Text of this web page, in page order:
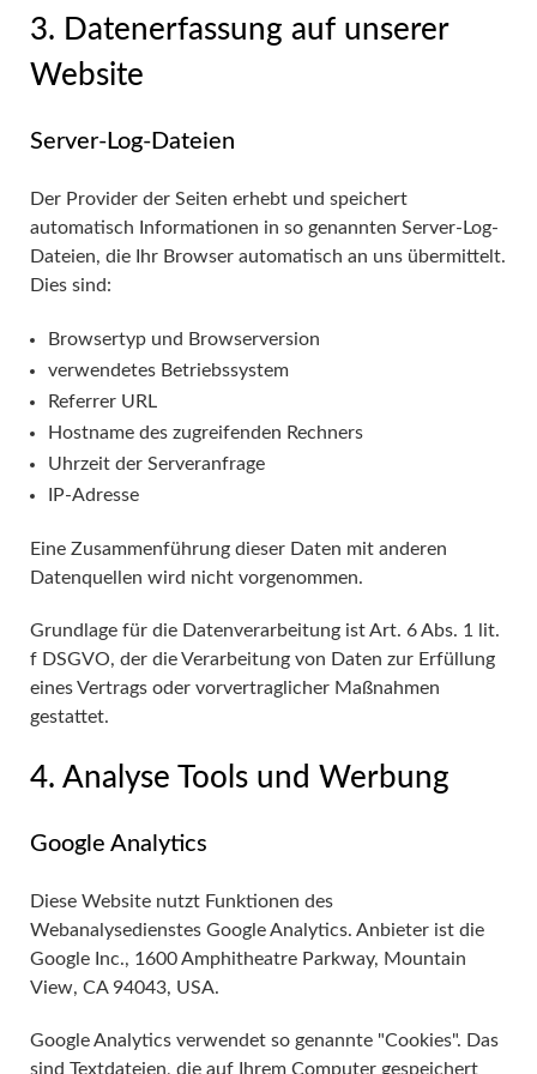
3. Datenerfassung auf unserer
Website
Server-Log-Dateien
Der Provider der Seiten erhebt und speichert
automatisch Informationen in so genannten Server-Log-
Dateien, die Ihr Browser automatisch an uns übermittelt.
Dies sind:
Browsertyp und Browserversion
verwendetes Betriebssystem
Referrer URL
Hostname des zugreifenden Rechners
Uhrzeit der Serveranfrage
IP-Adresse
Eine Zusammenführung dieser Daten mit anderen
Datenquellen wird nicht vorgenommen.
Grundlage für die Datenverarbeitung ist Art. 6 Abs. 1 lit.
f DSGVO, der die Verarbeitung von Daten zur Erfüllung
eines Vertrags oder vorvertraglicher Maßnahmen
gestattet.
4. Analyse Tools und Werbung
Google Analytics
Diese Website nutzt Funktionen des
Webanalysedienstes Google Analytics. Anbieter ist die
Google Inc., 1600 Amphitheatre Parkway, Mountain
View, CA 94043, USA.
Google Analytics verwendet so genannte "Cookies". Das
sind Textdateien, die auf Ihrem Computer gespeichert